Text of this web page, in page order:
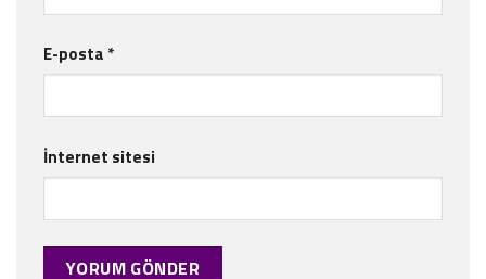
E-posta *
İnternet sitesi